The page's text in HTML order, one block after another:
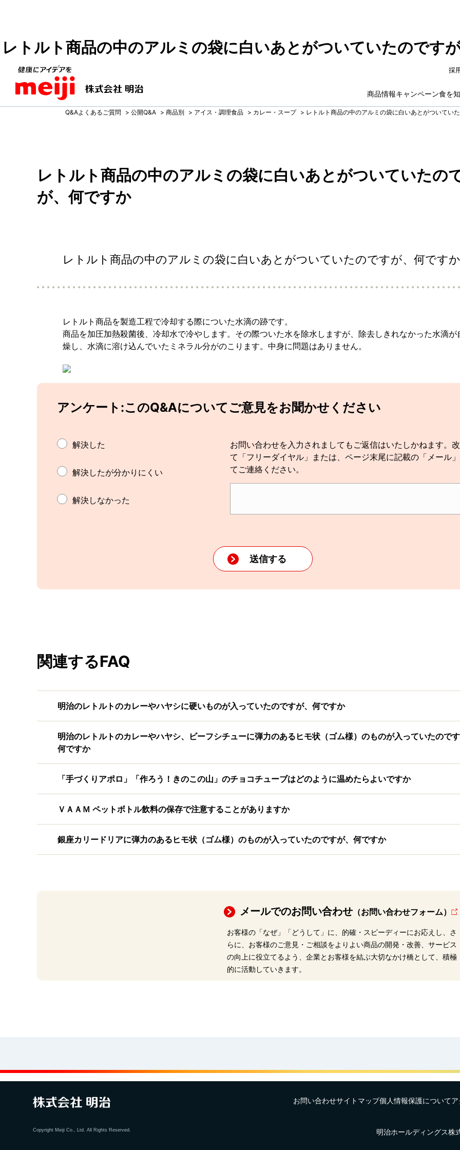
レトルト商品の中のアルミの袋に白いあとがついていたのです
商品情報キャンペーン食を
採
Q&Aよくあるご質問 > 公開Q&A > 商品別 > アイス・調理食品 > カレー・スープ > レトルト商品の中のアルミの袋に白いあとがついてい
レトルト商品の中のアルミの袋に白いあとがついていたの
が、何ですか
レトルト商品の中のアルミの袋に白いあとがついていたのですが、何ですか
レトルト商品を製造工程で冷却する際についた水滴の跡です。
商品を加圧加熱殺菌後、冷却水で冷やします。その際ついた水を除水しますが、除去しきれなかった水滴が
燥し、水滴に溶け込んでいたミネラル分がのこります。中身に問題はありません。
アンケート:このQ&Aについてご意見をお聞かせください
解決した
解決したが分かりにくい
解決しなかった
お問い合わせを入力されましてもご返信はいたしかねます。
て「フリーダイヤル」または、ページ末尾に記載の「メール
てご連絡ください。
関連するFAQ
明治のレトルトのカレーやハヤシに硬いものが入っていたのですが、何ですか
明治のレトルトのカレーやハヤシ、ビーフシチューに弾力のあるヒモ状（ゴム様）のものが入っていたので
何ですか
「手づくりアポロ」「作ろう！きのこの山」のチョコチューブはどのように温めたらよいですか
ＶＡＡＭ ペットボトル飲料の保存で注意することがありますか
銀座カリードリアに弾力のあるヒモ状（ゴム様）のものが入っていたのですが、何ですか
メールでのお問い合わせ（お問い合わせフォーム）
お客様の「なぜ」「どうして」に、的確・スピーディーにお応えし、さ
らに、お客様のご意見・ご相談をよりよい商品の開発・改善、サービス
の向上に役立てるよう、企業とお客様を結ぶ大切なかけ橋として、積極
的に活動していきます。
お問い合わせサイトマップ個人情報保護について
明治ホールディングス株
Copyright Meiji Co., Ltd. All Rights Reserved.